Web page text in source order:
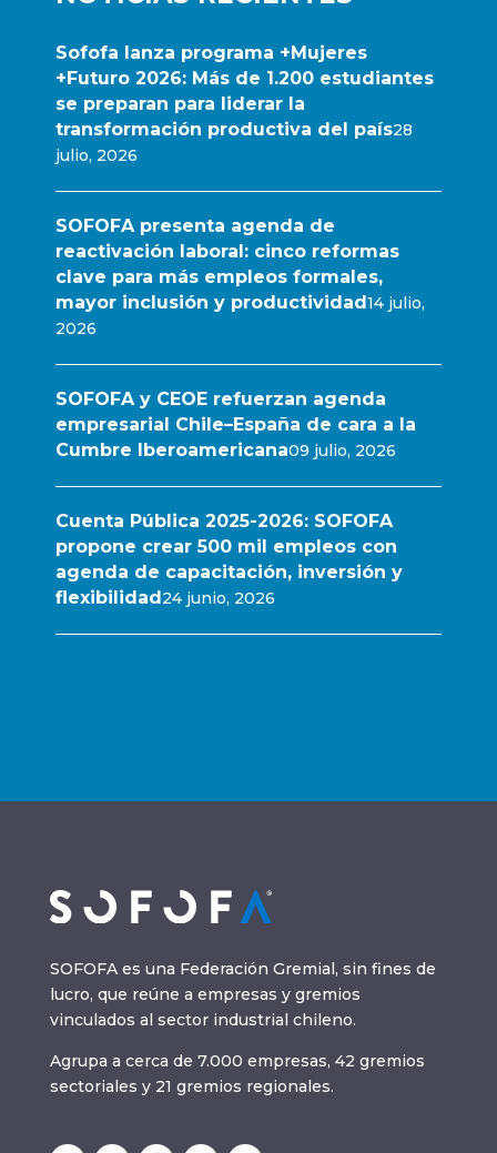
Sofofa lanza programa +Mujeres
+Futuro 2026: Más de 1.200 estudiantes
se preparan para liderar la
transformación productiva del país28
julio, 2026
SOFOFA presenta agenda de
reactivación laboral: cinco reformas
clave para más empleos formales,
mayor inclusión y productividad14 julio,
2026
SOFOFA y CEOE refuerzan agenda
empresarial Chile–España de cara a la
Cumbre Iberoamericana09 julio, 2026
Cuenta Pública 2025-2026: SOFOFA
propone crear 500 mil empleos con
agenda de capacitación, inversión y
flexibilidad24 junio, 2026
SOFOFA es una Federación Gremial, sin fines de
lucro, que reúne a empresas y gremios
vinculados al sector industrial chileno.
Agrupa a cerca de 7.000 empresas, 42 gremios
sectoriales y 21 gremios regionales.